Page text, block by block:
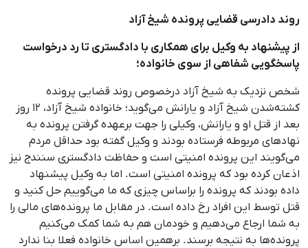
روند دادرسی قضایی پرونده شیخ آزاد
از پیشنهاد به وکیل برای همکاری با دادگستری تا رد درخواست
پاسخگویی شفاهی از سوی خانواده؛
شخص نزدیک به شیخ آزاد درخصوص روند قضایی پرونده
کشته‌شدن شیخ آزاد و یارانش می‌گوید؛ خانواده شیخ آزاد، ۱۲ روز
بعد از قتل او و یارانش، وکیلی را جهت برعهده گرفتن پرونده به
نهادهای مربوطه فرستاده بودند و وکیل گفته بود حداقل مردم
می‌گویند این پرونده امنیتی است و حفاظت دادگستری سنندج نیز
اذعان کرده بود که پرونده امنیتی است. اما به وکیل پیشنهاد
داده بودند که پرونده را براساس چیزی که ما می‌گوییم حل کنید و
قتل توسط این افراد رخ داده است. در مقابل ما پرونده‌های مالی را
به شما ارجاع می‌دهیم و خودمان هم به شما کمک می‌کنیم
پرونده‌ها به نتیجه برسند. برهمین اساس خانواده فعلا بنا ندارد